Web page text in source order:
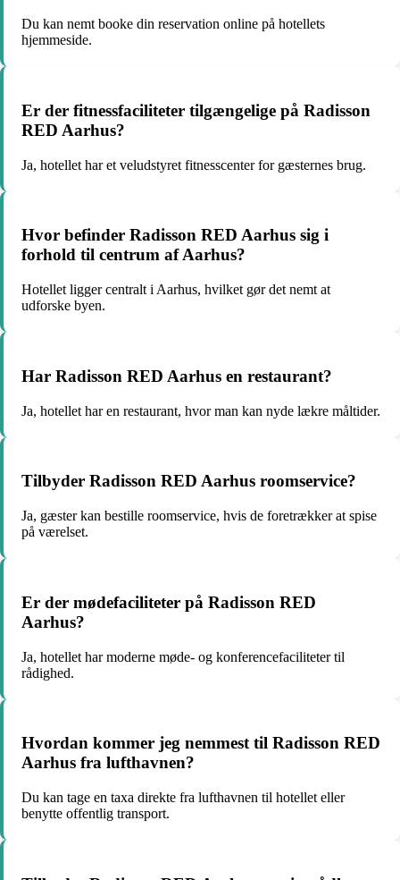
Du kan nemt booke din reservation online på hotellets
hjemmeside.
Er der fitnessfaciliteter tilgængelige på Radisson
RED Aarhus?
Ja, hotellet har et veludstyret fitnesscenter for gæsternes brug.
Hvor befinder Radisson RED Aarhus sig i
forhold til centrum af Aarhus?
Hotellet ligger centralt i Aarhus, hvilket gør det nemt at
udforske byen.
Har Radisson RED Aarhus en restaurant?
Ja, hotellet har en restaurant, hvor man kan nyde lækre måltider.
Tilbyder Radisson RED Aarhus roomservice?
Ja, gæster kan bestille roomservice, hvis de foretrækker at spise
på værelset.
Er der mødefaciliteter på Radisson RED
Aarhus?
Ja, hotellet har moderne møde- og konferencefaciliteter til
rådighed.
Hvordan kommer jeg nemmest til Radisson RED
Aarhus fra lufthavnen?
Du kan tage en taxa direkte fra lufthavnen til hotellet eller
benytte offentlig transport.